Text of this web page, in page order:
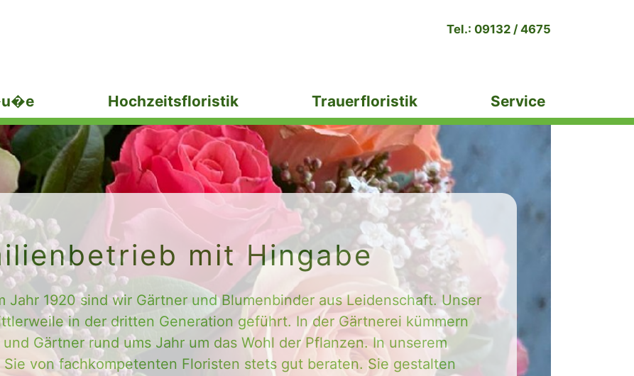
Tel.: 09132 / 4675
Hochzeitsfloristik Trauerfloristik Service
mit Hingabe
Jahr 1920 sind wir Gärtner und Blumenbinder aus Leidenschaft. Unser
in der dritten Generation geführt. In der Gärtnerei kümmern
Gärtner rund ums Jahr um das Wohl der Pflanzen. In unserem
von fachkompetenten Floristen stets gut beraten. Sie gestalten